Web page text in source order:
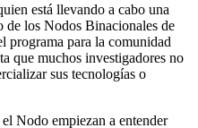
está llevando a cabo una
de los Nodos Binacionales de
programa para la comunidad
que muchos investigadores no
sus tecnologías o
Nodo empiezan a entender